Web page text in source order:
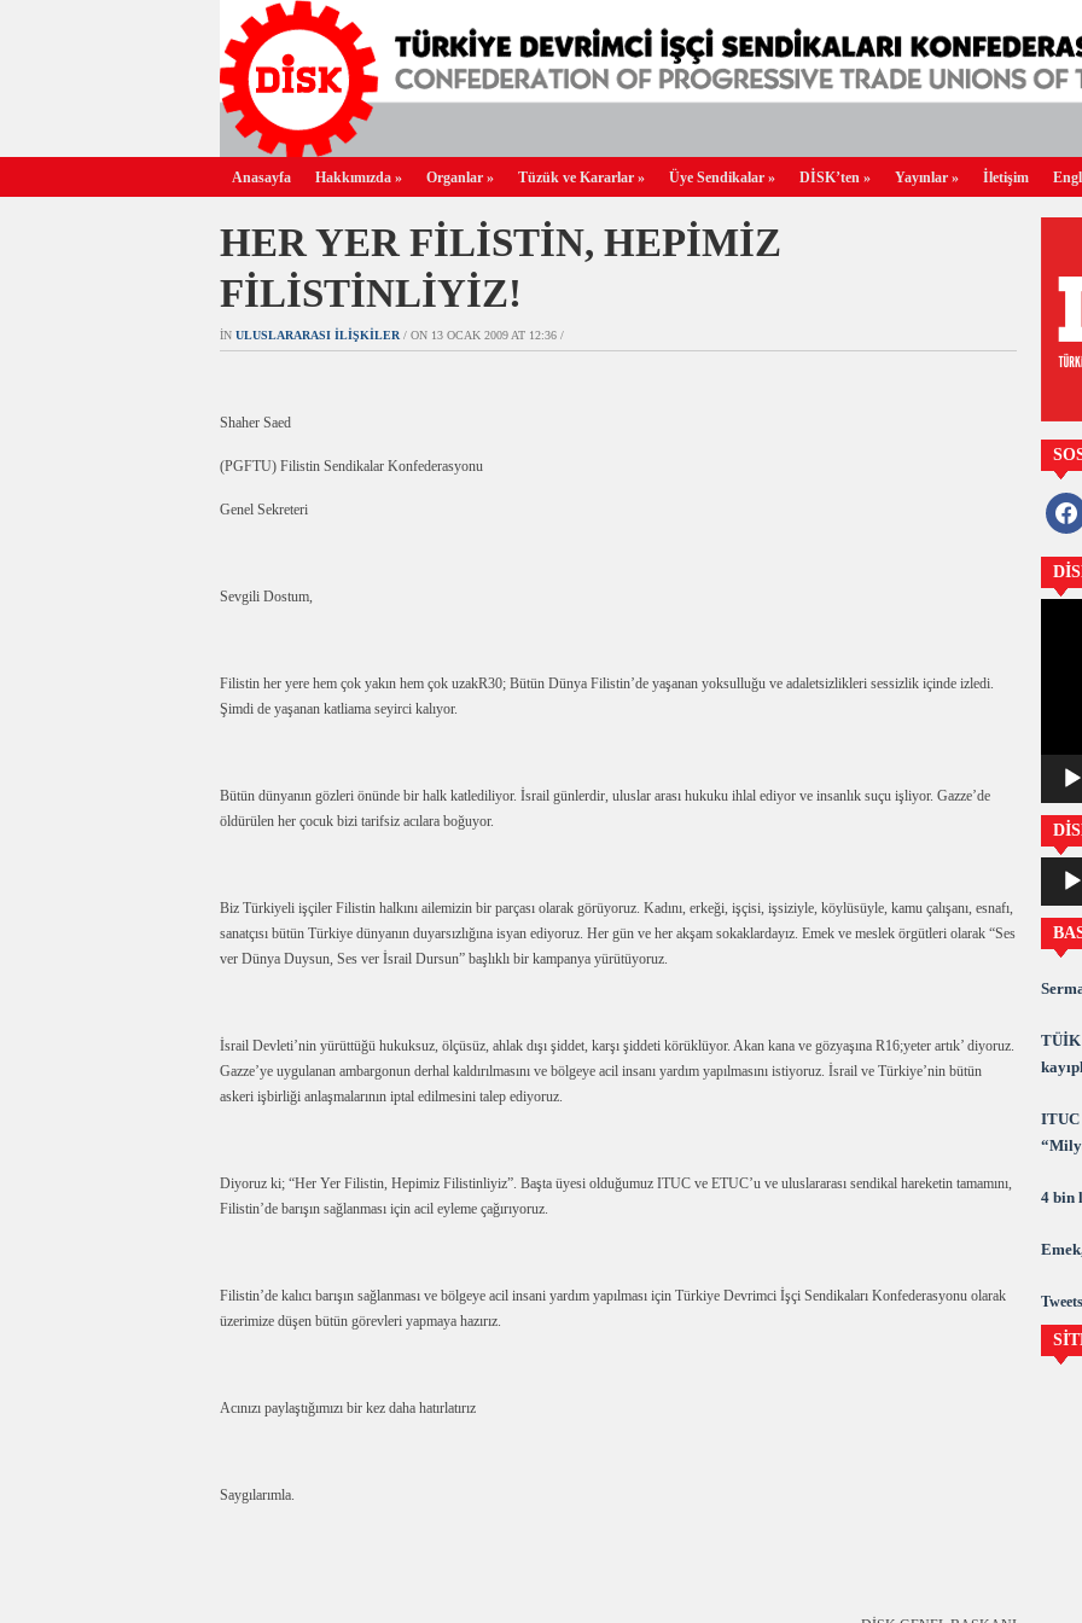
Anasayfa Hakkımızda » Organlar » Tüzük ve Kararlar » Üye Sendikalar » DİSK’ten » Yayınlar » İletişim
HER YER FİLİSTİN, HEPİMİZ
FİLİSTİNLİYİZ!
IN ULUSLARARASI İLIŞKILER / ON 13 OCAK 2009 AT 12:36 /
Shaher Saed
(PGFTU) Filistin Sendikalar Konfederasyonu
Genel Sekreteri
Sevgili Dostum,
Filistin her yere hem çok yakın hem çok uzakR30; Bütün Dünya Filistin’de yaşanan yoksulluğu ve adaletsizlikleri sessizlik içinde izledi.
Şimdi de yaşanan katliama seyirci kalıyor.
Bütün dünyanın gözleri önünde bir halk katlediliyor. İsrail günlerdir, uluslar arası hukuku ihlal ediyor ve insanlık suçu işliyor. Gazze’de
öldürülen her çocuk bizi tarifsiz acılara boğuyor.
Biz Türkiyeli işçiler Filistin halkını ailemizin bir parçası olarak görüyoruz. Kadını, erkeği, işçisi, işsiziyle, köylüsüyle, kamu çalışanı, esnafı,
sanatçısı bütün Türkiye dünyanın duyarsızlığına isyan ediyoruz. Her gün ve her akşam sokaklardayız. Emek ve meslek örgütleri olarak “Ses
ver Dünya Duysun, Ses ver İsrail Dursun” başlıklı bir kampanya yürütüyoruz.
İsrail Devleti’nin yürüttüğü hukuksuz, ölçüsüz, ahlak dışı şiddet, karşı şiddeti körüklüyor. Akan kana ve gözyaşına R16;yeter artık’ diyoruz.
Gazze’ye uygulanan ambargonun derhal kaldırılmasını ve bölgeye acil insanı yardım yapılmasını istiyoruz. İsrail ve Türkiye’nin bütün
askeri işbirliği anlaşmalarının iptal edilmesini talep ediyoruz.
Diyoruz ki; “Her Yer Filistin, Hepimiz Filistinliyiz”. Başta üyesi olduğumuz ITUC ve ETUC’u ve uluslararası sendikal hareketin tamamını,
Filistin’de barışın sağlanması için acil eyleme çağırıyoruz.
Filistin’de kalıcı barışın sağlanması ve bölgeye acil insani yardım yapılması için Türkiye Devrimci İşçi Sendikaları Konfederasyonu olarak
üzerimize düşen bütün görevleri yapmaya hazırız.
Acınızı paylaştığımızı bir kez daha hatırlatırız
Saygılarımla.
oynatıcı
TÜİK
ITUC
4 bin